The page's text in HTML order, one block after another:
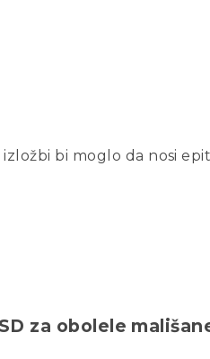
bi moglo da nosi
za obolele